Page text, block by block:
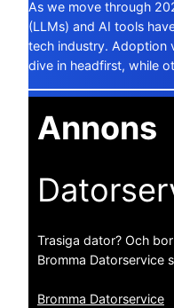
As we move through
(LLMs) and AI tools
tech industry. Adoption
dive in headfirst, while
Annons
Trasiga dator? Och
Bromma Datorservice
Bromma Datorservice